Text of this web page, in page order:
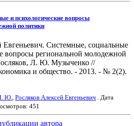
и психологические вопросы
политики
Евгеньевич. Системные, социальные
вопросы региональной молодежной
Л. Ю. Музыченко //
и общество. - 2013. - № 2(2).
Ю. Росляков Алексей Евгеньевич . Дата
451
автора